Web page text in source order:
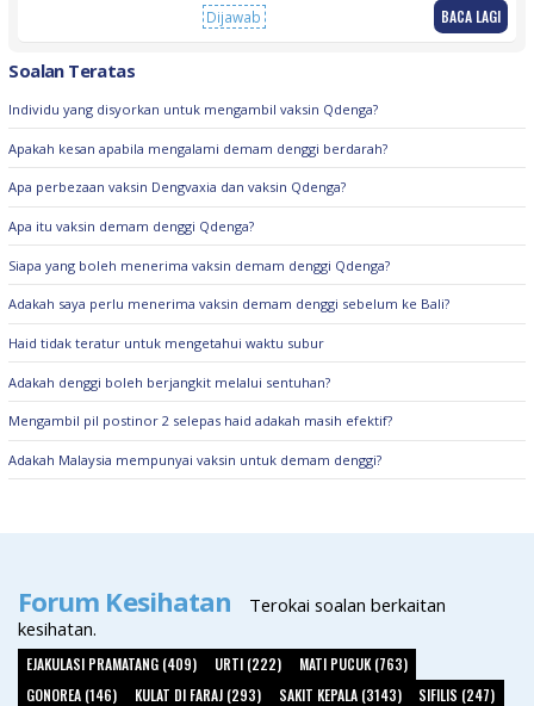
Dijawab BACA LAGI
Soalan Teratas
Individu yang disyorkan untuk mengambil vaksin Qdenga?
Apakah kesan apabila mengalami demam denggi berdarah?
Apa perbezaan vaksin Dengvaxia dan vaksin Qdenga?
Apa itu vaksin demam denggi Qdenga?
Siapa yang boleh menerima vaksin demam denggi Qdenga?
Adakah saya perlu menerima vaksin demam denggi sebelum ke Bali?
Haid tidak teratur untuk mengetahui waktu subur
Adakah denggi boleh berjangkit melalui sentuhan?
Mengambil pil postinor 2 selepas haid adakah masih efektif?
Adakah Malaysia mempunyai vaksin untuk demam denggi?
Forum Kesihatan
Terokai soalan berkaitan
kesihatan.
EJAKULASI PRAMATANG (409) URTI (222)
MATI PUCUK (763)
GONOREA (146)
KULAT DI FARAJ (293) SAKIT KEPALA (3143)
SIFILIS (247)